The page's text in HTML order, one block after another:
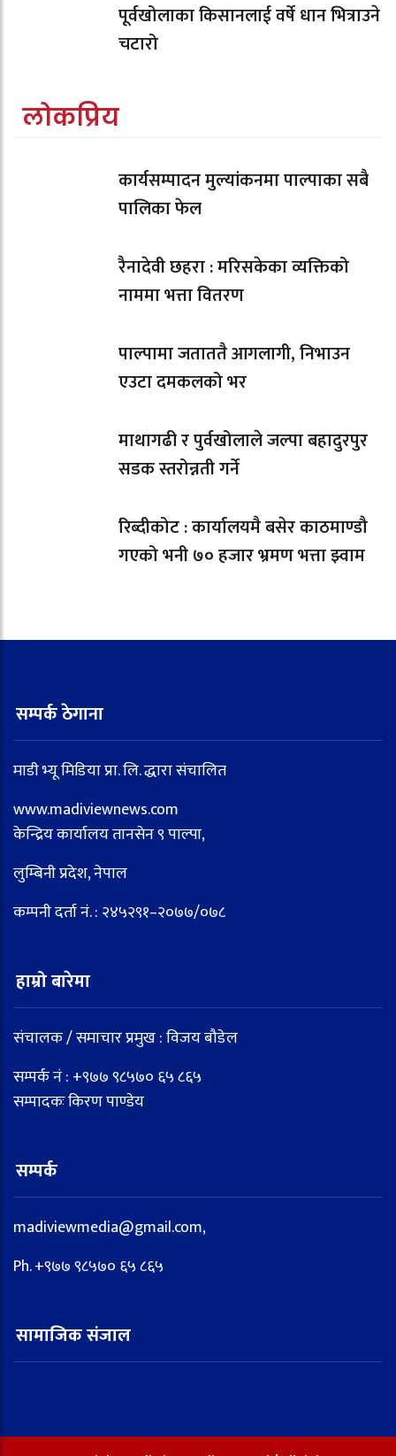
पूर्वखोलाका किसानलाई वर्षे धान भित्राउने
चटारो
लोकप्रिय
कार्यसम्पादन मुल्यांकनमा पाल्पाका सबै
पालिका फेल
रैनादेवी छहरा : मरिसकेका व्यक्तिको
नाममा भत्ता वितरण
पाल्पामा जताततै आगलागी, निभाउन
एउटा दमकलको भर
माथागढी र पुर्वखोलाले जल्पा बहादुरपुर
सडक स्तरोन्नती गर्ने
रिब्दीकोट : कार्यालयमै बसेर काठमाण्डौ
गएको भनी ७० हजार भ्रमण भत्ता झ्वाम
सम्पर्क ठेगाना
माडी भ्यू मिडिया प्रा. लि. द्धारा संचालित
www.madiviewnews.com
केन्द्रिय कार्यालय तानसेन ९ पाल्पा,
लुम्बिनी प्रदेश, नेपाल
कम्पनी दर्ता नं. : २४५२९१–२०७७/०७८
हाम्रो बारेमा
संचालक / समाचार प्रमुख : विजय बौडेल
सम्पर्क नं : +९७७ ९८५७० ६५ ८६५
सम्पादकः किरण पाण्डेय
सम्पर्क
madiviewmedia@gmail.com,
Ph. +९७७ ९८५७० ६५ ८६५
सामाजिक संजाल